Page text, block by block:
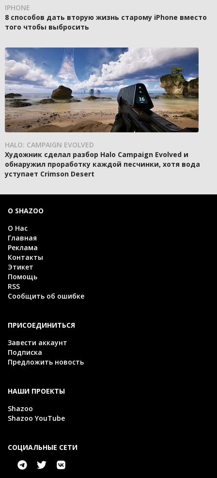
IPHONE
8 способов дать вторую жизнь старому iPhone вместо
того чтобы выбросить
HALO: CAMPAIGN EVOLVED
Художник сделал разбор Halo Campaign Evolved и
обнаружил проработку каждой песчинки, хотя вода
уступает Crimson Desert
О SHAZOO
О Нас
Главная
Реклама
Контакты
Этикет
Помощь
RSS
Сообщить об ошибке
ПРИСОЕДИНИТЬСЯ
Завести аккаунт
Подписка
Предложить новость
НАШИ ПРОЕКТЫ
Shazoo
Shazoo YouTube
СОЦИАЛЬНЫЕ СЕТИ